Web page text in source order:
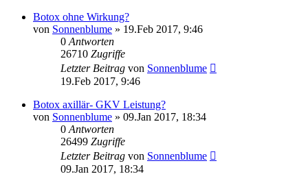
Botox ohne Wirkung?
von Sonnenblume » 19.Feb 2017, 9:46
0 Antworten
26710 Zugriffe
Letzter Beitrag von Sonnenblume
19.Feb 2017, 9:46
Botox axillär- GKV Leistung?
von Sonnenblume » 09.Jan 2017, 18:34
0 Antworten
26499 Zugriffe
Letzter Beitrag von Sonnenblume
09.Jan 2017, 18:34